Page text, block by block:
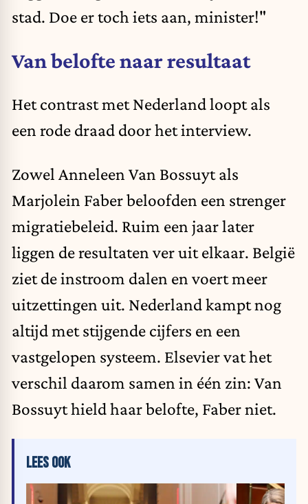
stad. Doe er toch iets aan, minister!"
Van belofte naar resultaat
Het contrast met Nederland loopt als
een rode draad door het interview.
Zowel Anneleen Van Bossuyt als
Marjolein Faber beloofden een strenger
migratiebeleid. Ruim een jaar later
liggen de resultaten ver uit elkaar. België
ziet de instroom dalen en voert meer
uitzettingen uit. Nederland kampt nog
altijd met stijgende cijfers en een
vastgelopen systeem. Elsevier vat het
verschil daarom samen in één zin: Van
Bossuyt hield haar belofte, Faber niet.
LEES OOK